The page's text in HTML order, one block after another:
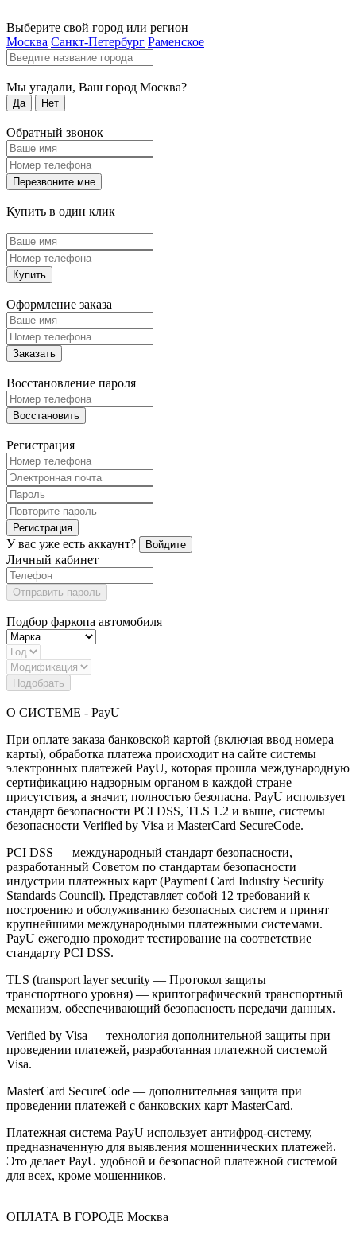
Выберите свой город или регион
Москва Санкт-Петербург Раменское
Мы угадали, Ваш город Москва?
Да Нет
Обратный звонок
Перезвоните мне
Купить в один клик
Купить
Оформление заказа
Заказать
Восстановление пароля
Восстановить
Регистрация
Регистрация
У вас уже есть аккаунт? Войдите
Личный кабинет
Отправить пароль
Подбор фаркопа автомобиля
Подобрать
О СИСТЕМЕ - PayU
При оплате заказа банковской картой (включая ввод номера
карты), обработка платежа происходит на сайте системы
электронных платежей PayU, которая прошла международную
сертификацию надзорным органом в каждой стране
присутствия, а значит, полностью безопасна. PayU использует
стандарт безопасности PCI DSS, TLS 1.2 и выше, системы
безопасности Verified by Visa и MasterCard SecureCode.
PCI DSS — международный стандарт безопасности,
разработанный Советом по стандартам безопасности
индустрии платежных карт (Payment Card Industry Security
Standards Council). Представляет собой 12 требований к
построению и обслуживанию безопасных систем и принят
крупнейшими международными платежными системами.
PayU ежегодно проходит тестирование на соответствие
стандарту PCI DSS.
TLS (transport layer security — Протокол защиты
транспортного уровня) — криптографический транспортный
механизм, обеспечивающий безопасность передачи данных.
Verified by Visa — технология дополнительной защиты при
проведении платежей, разработанная платежной системой
Visa.
MasterCard SecureCode — дополнительная защита при
проведении платежей с банковских карт MasterCard.
Платежная система PayU использует антифрод-систему,
предназначенную для выявления мошеннических платежей.
Это делает PayU удобной и безопасной платежной системой
для всех, кроме мошенников.
ОПЛАТА В ГОРОДЕ Москва